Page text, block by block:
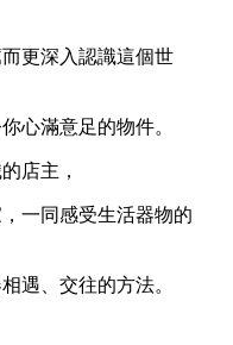
更深入認識這個世
心滿意足的物件。
店主，
一同感受生活器物的
遇、交往的方法。